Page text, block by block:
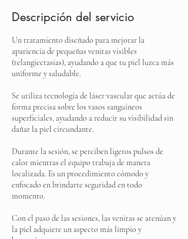
Descripción del servicio
Un tratamiento diseñado para mejorar la
apariencia de pequeñas venitas visibles
(telangiectasias), ayudando a que tu piel luzca más
uniforme y saludable.
Se utiliza tecnología de láser vascular que actúa de
forma precisa sobre los vasos sanguíneos
superficiales, ayudando a reducir su visibilidad sin
dañar la piel circundante.
Durante la sesión, se perciben ligeros pulsos de
calor mientras el equipo trabaja de manera
localizada. Es un procedimiento cómodo y
enfocado en brindarte seguridad en todo
momento.
Con el paso de las sesiones, las venitas se atenúan y
la piel adquiere un aspecto más limpio y